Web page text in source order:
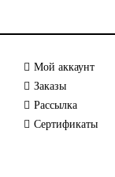
Мой аккаунт
Заказы
Рассылка
Сертификаты